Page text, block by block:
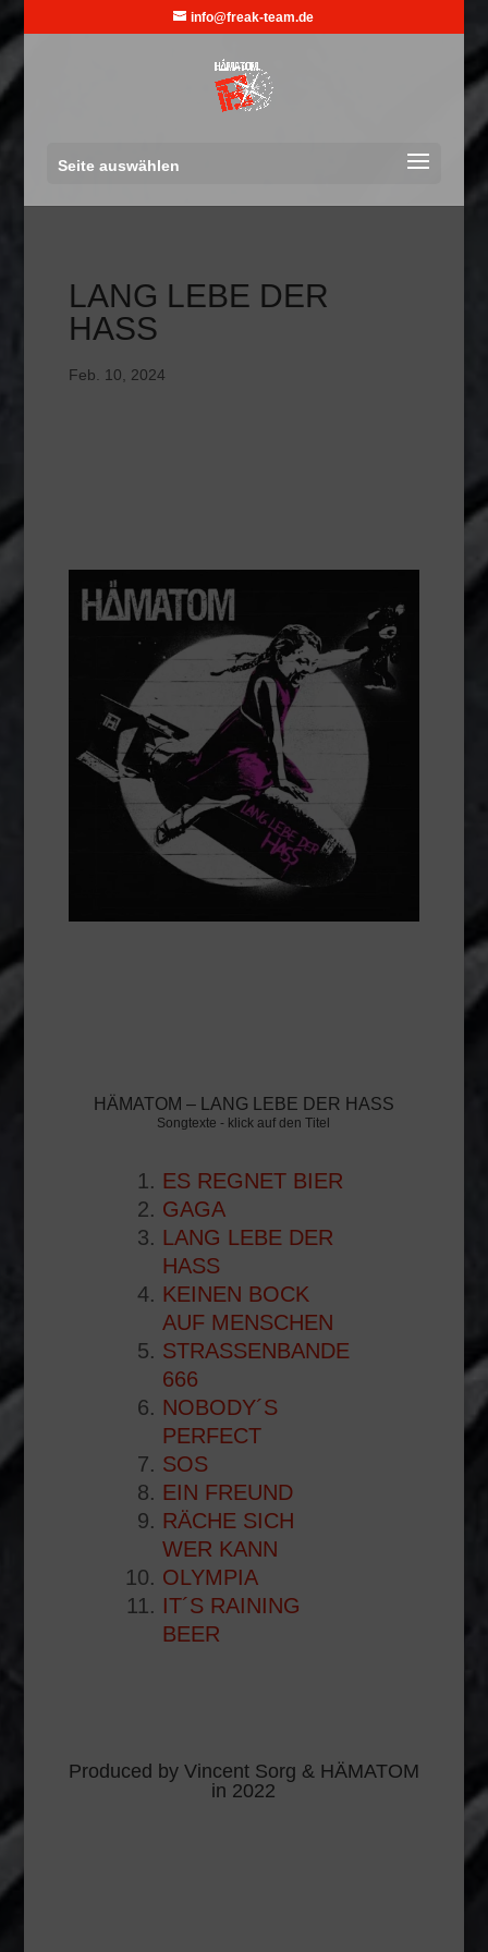
info@freak-team.de
Seite auswählen
LANG LEBE DER
HASS
Feb. 10, 2024
HÄMATOM – LANG LEBE DER HASS
Songtexte - klick auf den Titel
ES REGNET BIER
GAGA
LANG LEBE DER
HASS
KEINEN BOCK
AUF MENSCHEN
STRASSENBANDE
666
NOBODY´S
PERFECT
SOS
EIN FREUND
RÄCHE SICH
WER KANN
OLYMPIA
IT´S RAINING
BEER
Produced by Vincent Sorg & HÄMATOM
in 2022